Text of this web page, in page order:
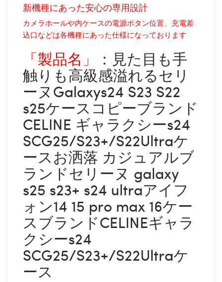
新機種にあった安心の専用設計
カメラホールや内ケースの電源ボタン位置、充電差
込口などは各機種にあった仕様になっております
「製品名」 ：見た目も手
触りも高級感溢れるセリ
ーヌGalaxys24 S23 S22
s25ケースコピーブランド
CELINE ギャラクシーs24
SCG25/S23+/S22Ultraケ
ースお洒落 カジュアルブ
ランドセリーヌ galaxy
s25 s23+ s24 ultraアイフ
ォン14 15 pro max 16ケー
スブランドCELINEギャラ
クシーs24
SCG25/S23+/S22Ultraケ
ース